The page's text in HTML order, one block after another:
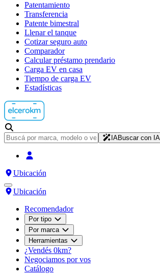
Patentamiento
Transferencia
Patente bimestral
Llenar el tanque
Cotizar seguro auto
Comparador
Calcular préstamo prendario
Carga EV en casa
Tiempo de carga EV
Estadísticas
IABuscar con IA
Ubicación
Ubicación
Recomendador
Por tipo
Por marca
Herramientas
¿Vendés 0km?
Negociamos por vos
Catálogo